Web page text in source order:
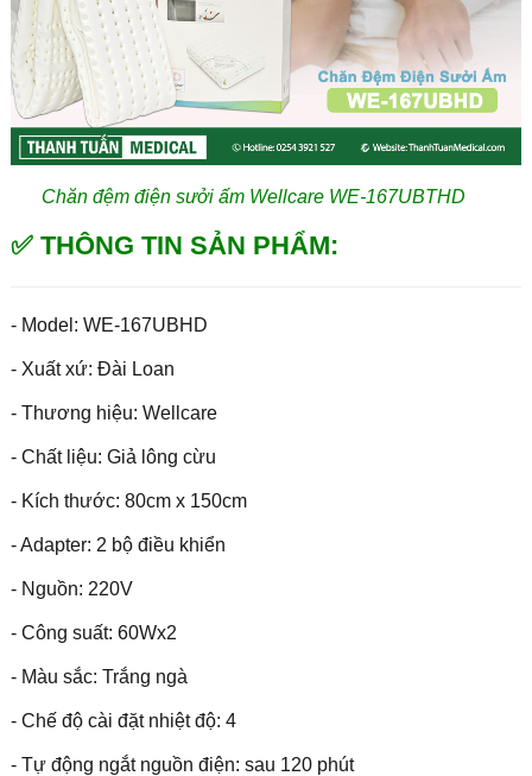
Chăn đệm điện sưởi ấm Wellcare WE-167UBTHD
✅ THÔNG TIN SẢN PHẨM:
- Model: WE-167UBHD
- Xuất xứ: Đài Loan
- Thương hiệu: Wellcare
- Chất liệu: Giả lông cừu
- Kích thước: 80cm x 150cm
- Adapter: 2 bộ điều khiển
- Nguồn: 220V
- Công suất: 60Wx2
- Màu sắc: Trắng ngà
- Chế độ cài đặt nhiệt độ: 4
- Tự động ngắt nguồn điện: sau 120 phút